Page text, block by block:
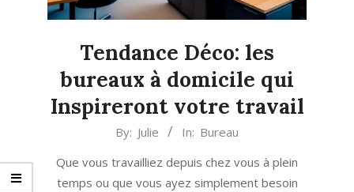
Tendance Déco: les
bureaux à domicile qui
Inspireront votre travail
22
By: Julie In: Bureau
Que vous travailliez depuis chez vous à plein
temps ou que vous ayez simplement besoin